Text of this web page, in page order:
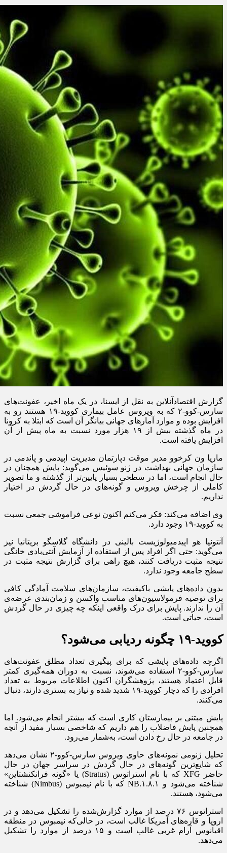
گزارش اقتصادآنلاین به نقل از ایسنا، در یک ماه اخیر، عفونت‌های
سارس-کوو-۲ که به ویروس عامل بیماری کووید-۱۹ هستند رو به
افزایش بوده و موارد آمار‌های جهانی بیانگر آن است که ابتلا به کرونا
در ماه گذشته بیش از ۱۹ هزار مورد نسبت به ماه پیش از آن
افزایش یافته است.
ماریا ون کرخوو مدیر موقت دپارتمان مدیریت اپیدمی و پاندمی در
سازمان جهانی بهداشت در ژنو سوئیس می‌گوید: پایش همچنان در
حال انجام است، اما در سطحی بسیار پایین‌تر از گذشته و ما تصویر
کاملی از چرخش ویروس و گونه‌های در حال گردش در اختیار
نداریم.
وی اضافه می‌کند: فکر می‌کنم اکنون نوعی فراموشی جمعی نسبت
به کووید-۱۹ وجود دارد.
آنتونیا هو اپیدمیولوژیست بالینی در دانشگاه گلاسگو بریتانیا نیز
می‌گوید: حتی اگر افراد پس از استفاده از آزمایش آنتی‌بادی خانگی
نتیجه مثبت دریافت کنند، هیچ راهی برای گزارش نتیجه مثبت در
سطح جامعه وجود ندارد.
بدون داده‌های پایشی باکیفیت، سازمان‌های سلامت آمادگی کافی
برای توصیه فرمولاسیون‌های مناسب واکسن و زمان‌بندی عرضه‌ی
آن را ندارند. پایش برای درک واقعی اینکه چه چیزی در حال گردش
است، حیاتی است.
کووید-۱۹ چگونه ردیابی می‌شود؟
اگرچه داده‌های پایشی که برای پیگیری تعداد مطلق عفونت‌های
سارس-کوو-۲ استفاده می‌شوند، نسبت به دوران همه‌گیری کمتر
قابل اعتماد هستند، پژوهشگران اکنون اطلاعات مربوط به تعداد
افرادی را که دچار کووید-۱۹ شدید شده و نیاز به بستری دارند، دنبال
می‌کنند.
پایش مبتنی بر بیمارستان کاری است که بیشتر انجام می‌شود. اما
همچنین پایش فاضلاب را هم داریم که شاخصی بسیار مفید از آنچه
در جامعه در حال رخ دادن است، به‌شمار می‌رود.
تحلیل ژنومی نمونه‌های حاوی ویروس سارس-کوو-۲ نشان می‌دهد
که شایع‌ترین گونه‌های در حال گردش در سراسر جهان در حال
حاضر XFG که با نام استراتوس (Stratus) یا «گونه فرانکنشتاین»
شناخته می‌شود و NB.۱.۸.۱ که با نام نیمبوس (Nimbus) شناخته
می‌شود، هستند.
استراتوس ۷۶ درصد از موارد گزارش‌شده را تشکیل می‌دهد و در
اروپا و قاره‌های آمریکا غالب است، در حالی‌که نیمبوس در منطقه
اقیانوس آرام غربی غالب است و ۱۵ درصد از موارد را تشکیل
می‌دهد.